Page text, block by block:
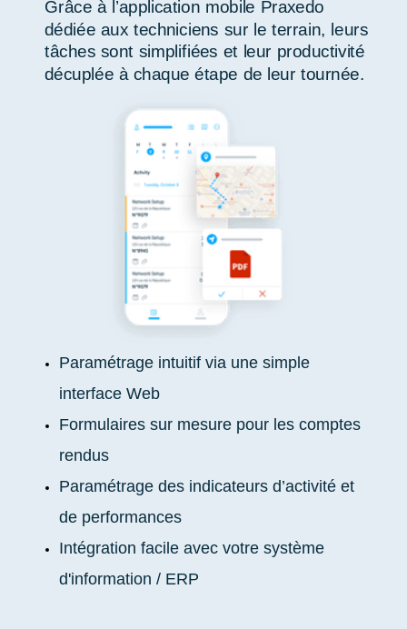
Paramétrage intuitif via une simple
interface Web
Formulaires sur mesure pour les comptes
rendus
Paramétrage des indicateurs d’activité et
de performances
Intégration facile avec votre système
d'information / ERP
Grâce à l’application mobile Praxedo
dédiée aux techniciens sur le terrain, leurs
tâches sont simplifiées et leur productivité
décuplée à chaque étape de leur tournée.